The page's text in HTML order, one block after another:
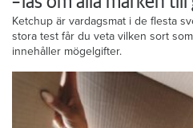
Ketchup är vardagsmat i de flesta
stora test får du veta vilken sort
innehåller mögelgifter.